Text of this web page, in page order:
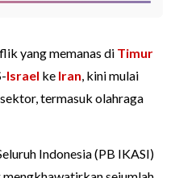
yang memanas di Timur
Israel ke Iran, kini mulai
termasuk olahraga
Indonesia (PB IKASI)